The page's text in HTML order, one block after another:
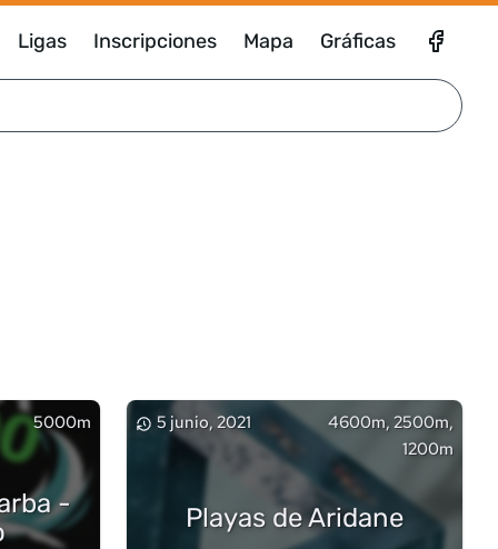
Ligas Inscripciones Mapa Gráficas
5000m
-
5 junio, 2021
4600m, 2500m,
1200m
Playas de Aridane